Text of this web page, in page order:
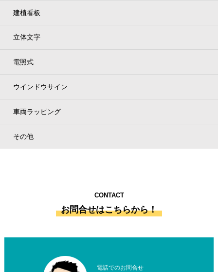
建植看板
立体文字
電照式
ウインドウサイン
車両ラッピング
その他
CONTACT
お問合せはこちらから！
電話でのお問合せ